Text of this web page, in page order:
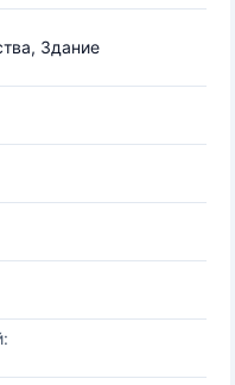
Здание